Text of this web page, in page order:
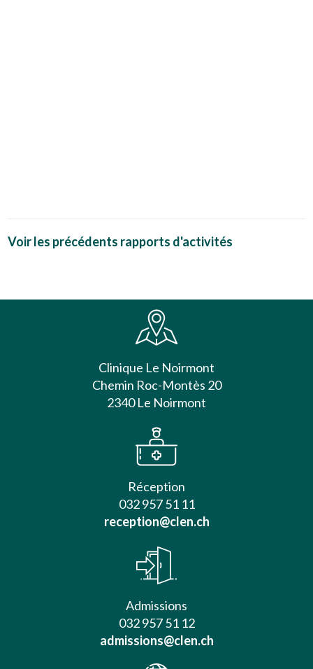
Voir les précédents rapports d'activités
Clinique Le Noirmont
Chemin Roc-Montès 20
2340 Le Noirmont
Réception
032 957 51 11
reception@clen.ch
Admissions
032 957 51 12
admissions@clen.ch